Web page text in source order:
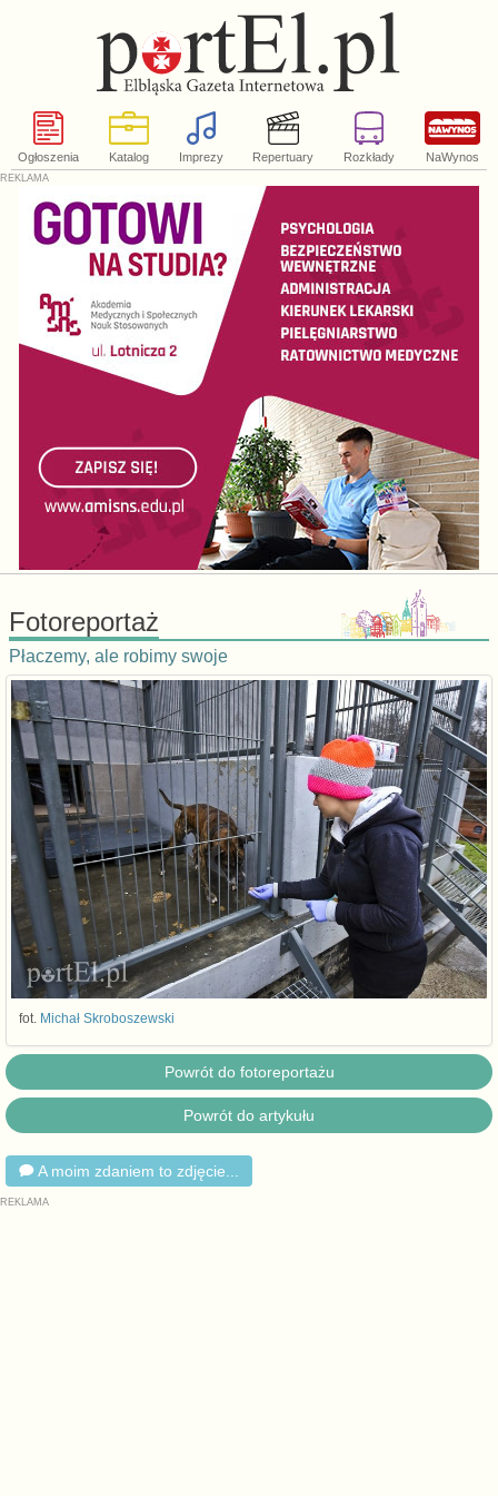
Ogłoszenia Katalog Imprezy Repertuary Rozkłady NaWynos
Fotoreportaż
Płaczemy, ale robimy swoje
fot. Michał Skroboszewski
Powrót do fotoreportażu
Powrót do artykułu
A moim zdaniem to zdjęcie...